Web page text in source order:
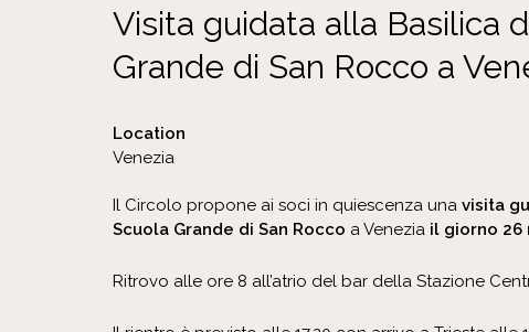
Visita guidata alla Basilica
Grande di San Rocco a
Location
Venezia
Il Circolo propone ai soci in quiescenza una visita
Scuola Grande di San Rocco a Venezia il giorno 26
Ritrovo alle ore 8 all’atrio del bar della Stazione